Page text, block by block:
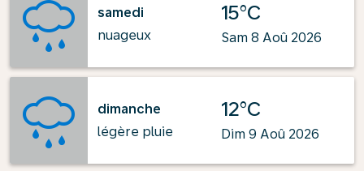
samedi
nuageux
15°C
Sam 8 Aoû 2026
dimanche
légère pluie
12°C
Dim 9 Aoû 2026